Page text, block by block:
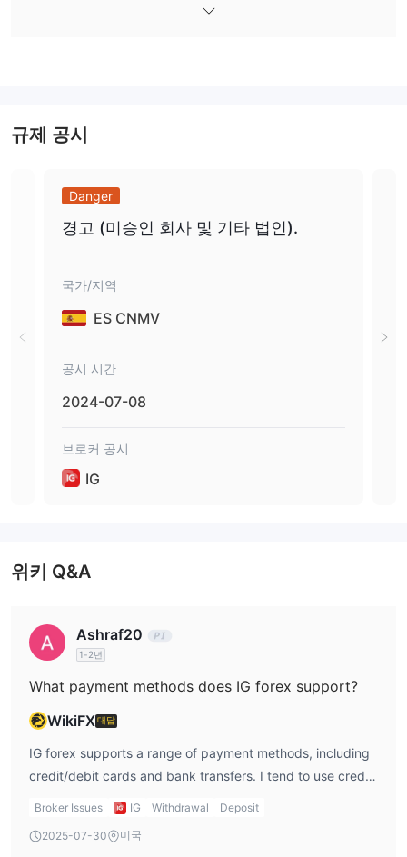
실제 계정에 대한 최소 입금 요건 없음
수수료 및 비용이 명확히 명시되지 않을 수 있음
자금 인출이 명확히 명시되지 않음
네. IG은 현재 ASIC (호주), FCA (영국), FSA (일본), FMA (뉴질랜
규제 기관에 의해 규제 받고 있습니다.
계좌 유형
계좌 외에도데모 계좌도 사용 가능합니다.
IG의 데모 계좌는 초보 트레이더에게 매우 유용한 도구입니다. 안전
금 $20,000 을 사용하여 트레이더는 자본을 위험에 노출시키지
않고 거래 기술을 연습하고 개선할 수 있습니다. 또한, IG의 데모 계
액세스할 수 있도록 해주어 트레이더가 플랫폼에 익숙해지고 다양한
레버리지
호주외환 거래 라이선스 (MM) 취소됨
남아프리카 공화국파생상품 거래 라이선스 (EP) 취소됨
잠재적 위험성이 높음
규제 공시
Danger
경고 (미승인 회사 및 기타 법인).
국가/지역
ES CNMV
공시 시간
2024-07-08
브로커 공시
IG
위키 Q&A
Ashraf20
1-2년
What payment methods does IG forex support?
WikiFX대답
IG forex supports a range of payment methods, including
credit/debit cards and bank transfers. I tend to use credit
cards for faster deposits, though I’m aware that IG forex
than other brokers. I like that IG also accepts bank
Broker Issues IG Withdrawal Deposit
2025-07-30 미국